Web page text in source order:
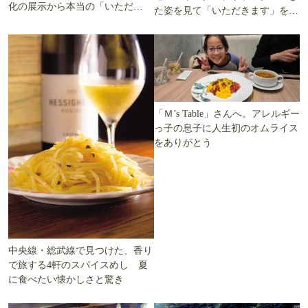
化の展示から本当の「いただき
た姿を見て「いただきます」を考
中央線・総武線で見つけた、香り
で旅する4軒のスパイスめし 夏
に食べたい懐かしさと驚き
「Ｍ’s Table」さんへ。アレルギー
っ子の息子に人生初のオムライス
をありがとう